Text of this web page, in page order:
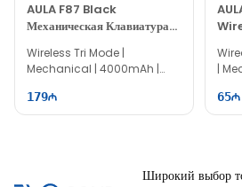
AULA F87 Black
Механическая Клавиатура
Space Crystal Switch
Wireless Tri Mode |
Mechanical | 4000mAh |
179
|
65
Широкий выбор